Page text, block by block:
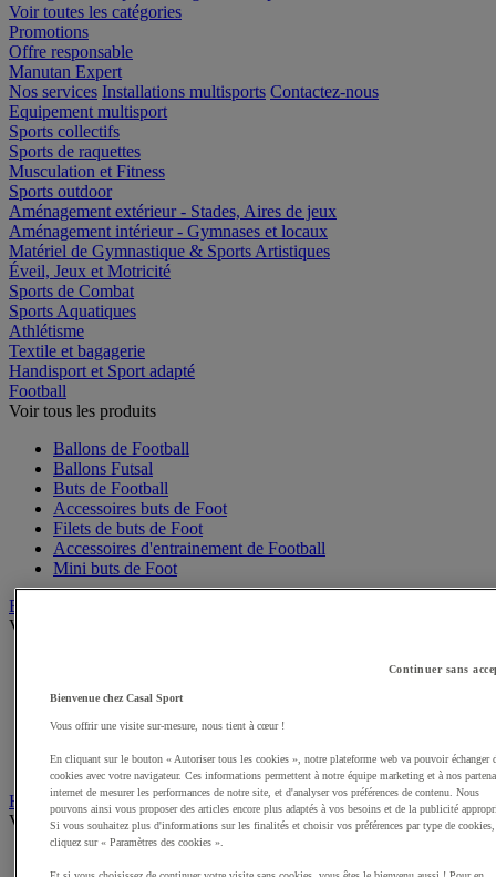
Voir toutes les catégories
Promotions
Offre responsable
Manutan Expert
Nos services Installations multisports Contactez-nous
Equipement multisport
Sports collectifs
Sports de raquettes
Musculation et Fitness
Sports outdoor
Aménagement extérieur - Stades, Aires de jeux
Aménagement intérieur - Gymnases et locaux
Matériel de Gymnastique & Sports Artistiques
Éveil, Jeux et Motricité
Sports de Combat
Sports Aquatiques
Athlétisme
Textile et bagagerie
Handisport et Sport adapté
Football
Voir tous les produits
Ballons de Football
Ballons Futsal
Buts de Football
Accessoires buts de Foot
Filets de buts de Foot
Accessoires d'entrainement de Football
Mini buts de Foot
Basketball
Voir tous les produits
Filets, cercles de Basket pour paniers
Panneaux de Basket
Paniers de Basket, buts de Basket
Handball
Voir tous les produits
Continuer sans
Bienvenue chez Casal Sport
Vous offrir une visite sur-mesure, nous tient à cœur !
En cliquant sur le bouton « Autoriser tous les cookies », notre plateforme web va pouvoir échanger
cookies avec votre navigateur. Ces informations permettent à notre équipe marketing et à nos
internet de mesurer les performances de notre site, et d'analyser vos préférences de contenu. Nous
pouvons ainsi vous proposer des articles encore plus adaptés à vos besoins et de la publicité
Si vous souhaitez plus d'informations sur les finalités et choisir vos préférences par type de cookies,
cliquez sur « Paramètres des cookies ».